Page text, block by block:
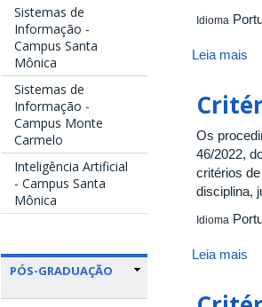
Sistemas de
Informação -
Campus Santa
Mônica
Sistemas de
Informação -
Campus Monte
Carmelo
Inteligência Artificial
- Campus Santa
Mônica
PÓS-GRADUAÇÃO
Idioma
Leia mais
de
Os
46/2022,
critérios
disciplina,
Idioma
Leia mais
de